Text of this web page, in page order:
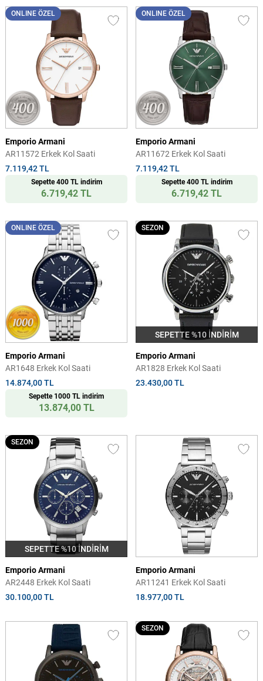
ONLINE ÖZEL
Emporio Armani
AR11572 Erkek Kol Saati
7.119,42 TL
Sepette 400 TL indirim
6.719,42 TL
ONLINE ÖZEL
Emporio Armani
AR11672 Erkek Kol Saati
7.119,42 TL
Sepette 400 TL indirim
6.719,42 TL
ONLINE ÖZEL
Emporio Armani
AR1648 Erkek Kol Saati
14.874,00 TL
Sepette 1000 TL indirim
13.874,00 TL
SEPETTE %10 İNDİRİM
SEZON
Emporio Armani
AR1828 Erkek Kol Saati
23.430,00 TL
SEPETTE %10 İNDİRİM
SEZON
Emporio Armani
AR2448 Erkek Kol Saati
30.100,00 TL
Emporio Armani
AR11241 Erkek Kol Saati
18.977,00 TL
SEZON